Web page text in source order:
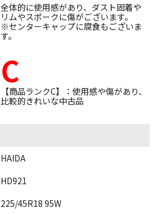
全体的に使用感があり、ダスト固着や
リムやスポークに傷がございます。
※センターキャップに腐食もございま
す。
C
【商品ランクC】：使用感や傷があり、
比較的きれいな中古品
HAIDA
HD921
225/45R18 95W